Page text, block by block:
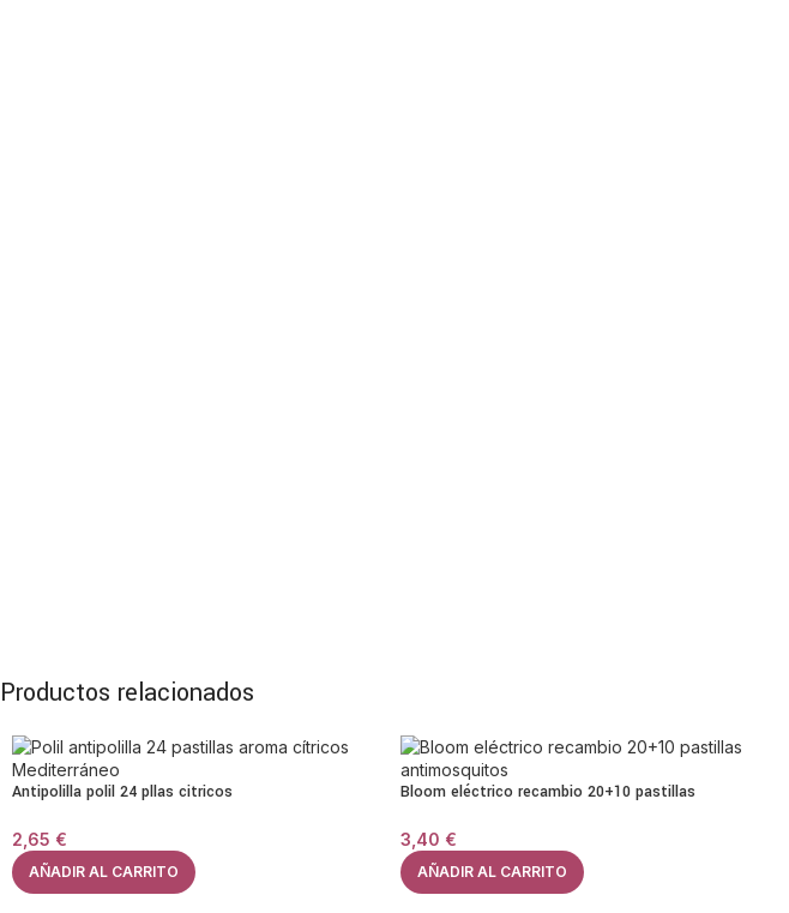
Productos relacionados
Antipolilla polil 24 pllas citricos
2,65 €
AÑADIR AL CARRITO
Bloom eléctrico recambio 20+10 pastillas
3,40 €
AÑADIR AL CARRITO